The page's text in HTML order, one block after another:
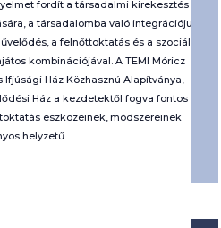
fordít a társadalmi kirekesztés
a társadalomba való integrációjuk
a felnőttoktatás és a szociális
kombinációjával. A TEMI Móricz
Ház Közhasznú Alapítványa,
Ház a kezdetektől fogva fontos
eszközeinek, módszereinek
helyzetű…